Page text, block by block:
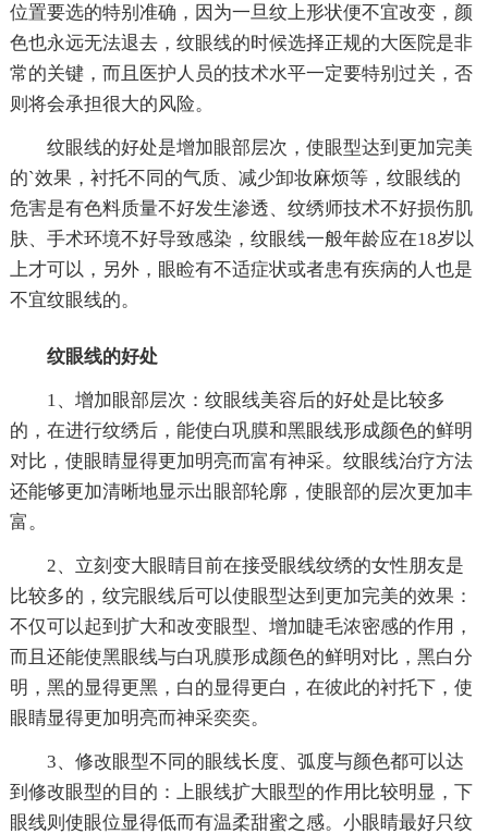
位置要选的特别准确，因为一旦纹上形状便不宜改变，颜
色也永远无法退去，纹眼线的时候选择正规的大医院是非
常的关键，而且医护人员的技术水平一定要特别过关，否
则将会承担很大的风险。
纹眼线的好处是增加眼部层次，使眼型达到更加完美
的`效果，衬托不同的气质、减少卸妆麻烦等，纹眼线的
危害是有色料质量不好发生渗透、纹绣师技术不好损伤肌
肤、手术环境不好导致感染，纹眼线一般年龄应在18岁以
上才可以，另外，眼睑有不适症状或者患有疾病的人也是
不宜纹眼线的。
纹眼线的好处
1、增加眼部层次：纹眼线美容后的好处是比较多
的，在进行纹绣后，能使白巩膜和黑眼线形成颜色的鲜明
对比，使眼睛显得更加明亮而富有神采。纹眼线治疗方法
还能够更加清晰地显示出眼部轮廓，使眼部的层次更加丰
富。
2、立刻变大眼睛目前在接受眼线纹绣的女性朋友是
比较多的，纹完眼线后可以使眼型达到更加完美的效果：
不仅可以起到扩大和改变眼型、增加睫毛浓密感的作用，
而且还能使黑眼线与白巩膜形成颜色的鲜明对比，黑白分
明，黑的显得更黑，白的显得更白，在彼此的衬托下，使
眼睛显得更加明亮而神采奕奕。
3、修改眼型不同的眼线长度、弧度与颜色都可以达
到修改眼型的目的：上眼线扩大眼型的作用比较明显，下
眼线则使眼位显得低而有温柔甜蜜之感。小眼睛最好只纹